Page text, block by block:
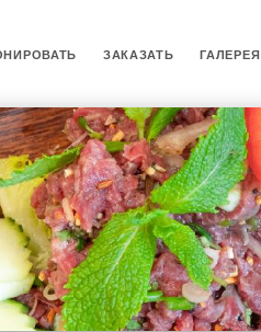
ЗАКАЗАТЬ ГАЛЕРЕЯ